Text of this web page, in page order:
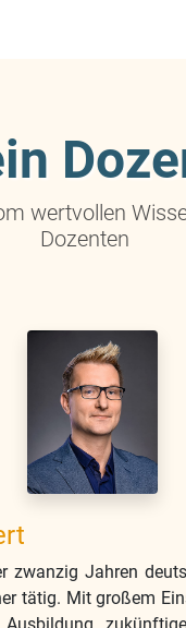
wertvollen
Dozenten
zwanzig Jahren
tätig. Mit großem